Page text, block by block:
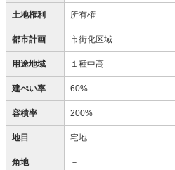
土地権利 所有権
都市計画 市街化区域
用途地域 １種中高
建ぺい率 60%
容積率 200%
地目 宅地
角地 －